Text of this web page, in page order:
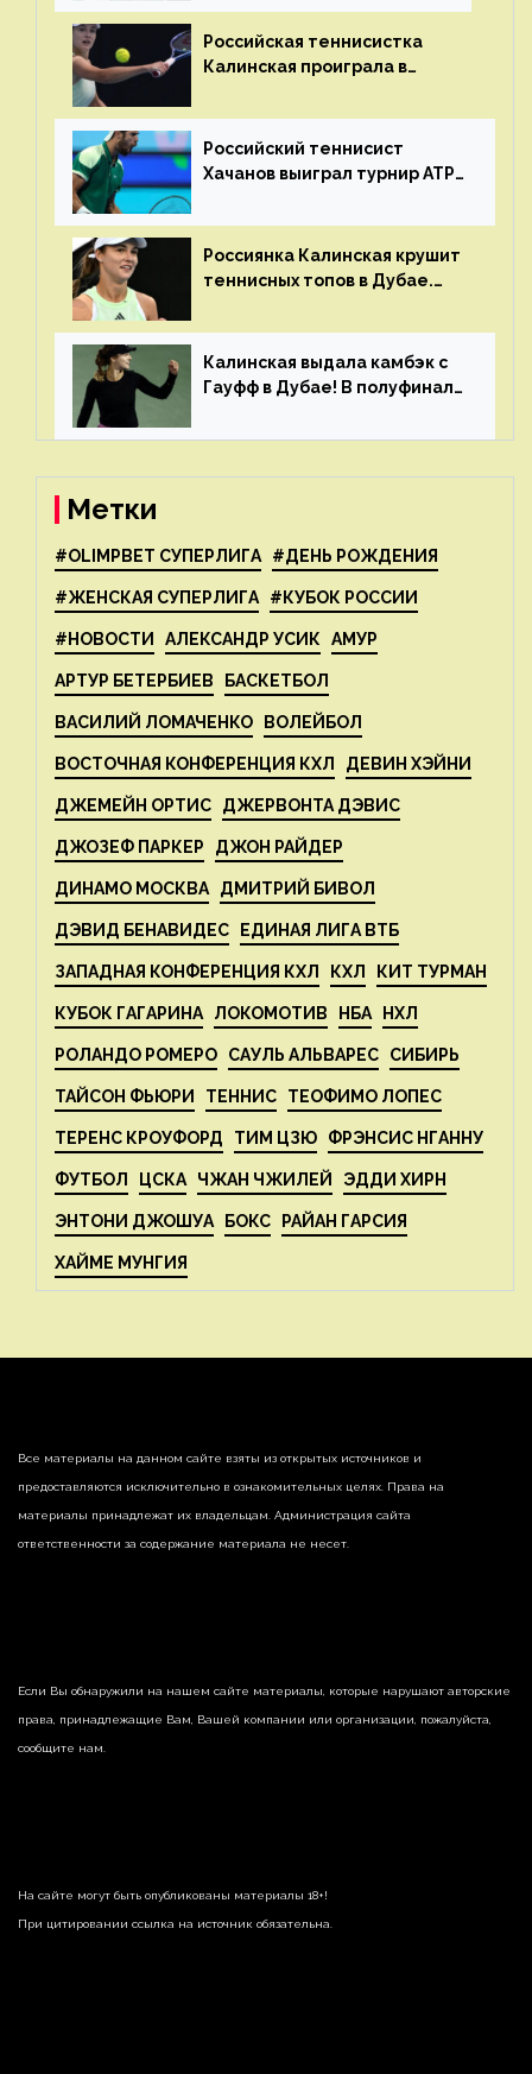
Российская теннисистка
Калинская проиграла в
Российский теннисист
Хачанов выиграл турнир ATP
Россиянка Калинская крушит
теннисных топов в Дубае.
рейтинга
Калинская выдала камбэк с
Гауфф в Дубае! В полуфинале
Свёнтек
Метки
#OLIMPBET СУПЕРЛИГА #ДЕНЬ РОЖДЕНИЯ
#ЖЕНСКАЯ СУПЕРЛИГА #КУБОК РОССИИ
#НОВОСТИ АЛЕКСАНДР УСИК АМУР
АРТУР БЕТЕРБИЕВ БАСКЕТБОЛ
ВАСИЛИЙ ЛОМАЧЕНКО ВОЛЕЙБОЛ
ВОСТОЧНАЯ КОНФЕРЕНЦИЯ КХЛ ДЕВИН ХЭЙНИ
ДЖЕМЕЙН ОРТИС ДЖЕРВОНТА ДЭВИС
ДЖОЗЕФ ПАРКЕР ДЖОН РАЙДЕР
ДИНАМО МОСКВА ДМИТРИЙ БИВОЛ
ДЭВИД БЕНАВИДЕС ЕДИНАЯ ЛИГА ВТБ
ЗАПАДНАЯ КОНФЕРЕНЦИЯ КХЛ КХЛ КИТ ТУРМАН
КУБОК ГАГАРИНА ЛОКОМОТИВ НБА НХЛ
РОЛАНДО РОМЕРО САУЛЬ АЛЬВАРЕС СИБИРЬ
ТАЙСОН ФЬЮРИ ТЕННИС ТЕОФИМО ЛОПЕС
ТЕРЕНС КРОУФОРД ТИМ ЦЗЮ ФРЭНСИС НГАННУ
ФУТБОЛ ЦСКА ЧЖАН ЧЖИЛЕЙ ЭДДИ ХИРН
ЭНТОНИ ДЖОШУА БОКС РАЙАН ГАРСИЯ
ХАЙМЕ МУНГИЯ
Все материалы на данном сайте взяты из открытых источников и
предоставляются исключительно в ознакомительных целях. Права на
материалы принадлежат их владельцам. Администрация сайта
ответственности за содержание материала не несет.
Если Вы обнаружили на нашем сайте материалы, которые нарушают авторские
права, принадлежащие Вам, Вашей компании или организации, пожалуйста,
сообщите нам.
На сайте могут быть опубликованы материалы 18+!
При цитировании ссылка на источник обязательна.